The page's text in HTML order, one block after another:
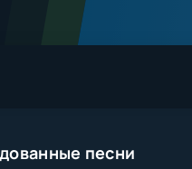
песни